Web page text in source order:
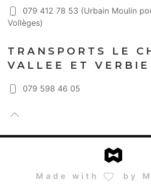
079 412 78 53 (Urbain Moulin
Vollèges)
TRANSPORTS LE
VALLEE ET
079 598 46 05
Made with by